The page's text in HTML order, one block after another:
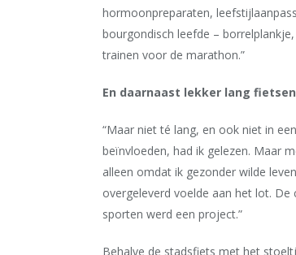
hormoonpreparaten,
bourgondisch leefde –
trainen voor de marathon.”
En daarnaast lekker lang
“Maar niet té lang, en ook niet in
beïnvloeden, had ik gelezen. Maar
alleen omdat ik gezonder wilde
overgeleverd voelde aan het lot.
sporten werd een project.”
Behalve de stadsfiets met het